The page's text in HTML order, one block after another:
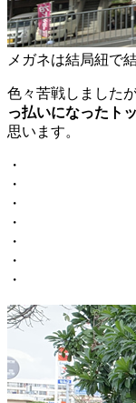
メガネは結局紐で
色々苦戦しました
っ払いになったト
思います。
・
・
・
・
・
・
・